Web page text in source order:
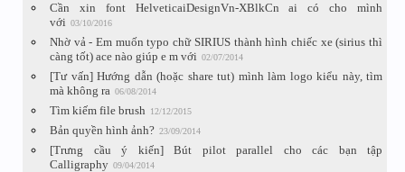
Cần xin font HelveticaiDesignVn-XBlkCn ai có cho mình
với 03/10/2016
Nhờ vả - Em muốn typo chữ SIRIUS thành hình chiếc xe (sirius thì
càng tốt) ace nào giúp e m với 02/07/2014
[Tư vấn] Hướng dẫn (hoặc share tut) mình làm logo kiểu này, tìm
mà không ra 06/08/2014
Tìm kiếm file brush 12/12/2015
Bản quyền hình ảnh? 23/09/2014
[Trưng cầu ý kiến] Bút pilot parallel cho các bạn tập
Calligraphy 09/04/2014